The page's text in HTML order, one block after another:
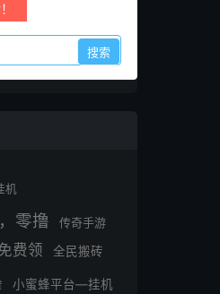
机
零撸
传奇手游
费领 全民搬砖
小蜜蜂平台—挂机